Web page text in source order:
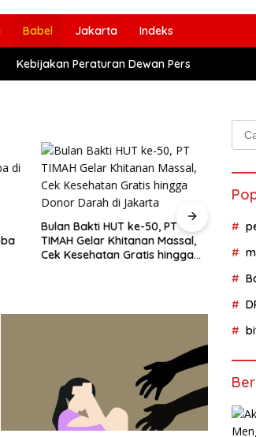
Babel Jakarta Indeks
Kebijakan Peraturan Dewan Pers
Bulan Bakti HUT ke-50, PT
TIMAH Gelar Khitanan Massal,
Cek Kesehatan Gratis hingga